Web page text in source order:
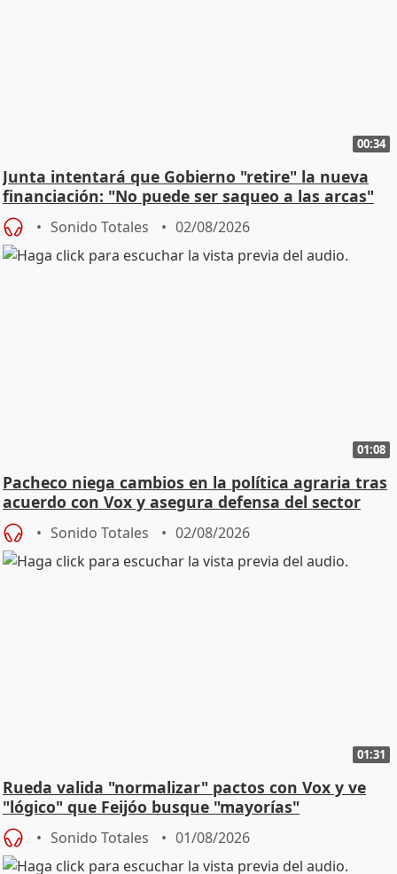
00:34
Junta intentará que Gobierno "retire" la nueva
financiación: "No puede ser saqueo a las arcas"
Sonido Totales 02/08/2026
01:08
Pacheco niega cambios en la política agraria tras
acuerdo con Vox y asegura defensa del sector
Sonido Totales 02/08/2026
01:31
Rueda valida "normalizar" pactos con Vox y ve
"lógico" que Feijóo busque "mayorías"
Sonido Totales 01/08/2026